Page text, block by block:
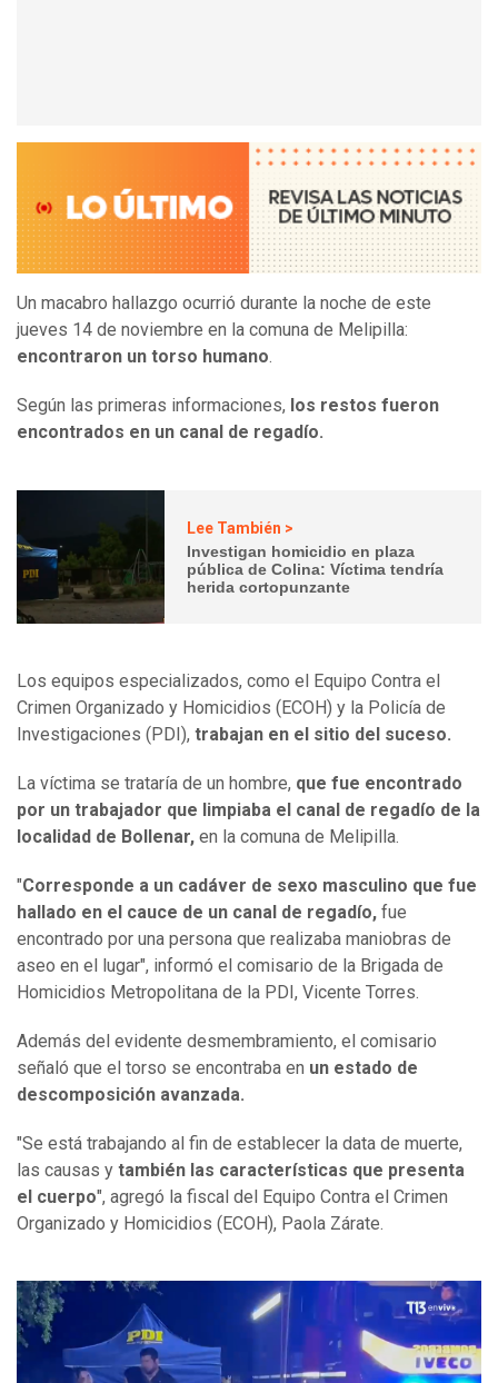
Un macabro hallazgo ocurrió durante la noche de este
jueves 14 de noviembre en la comuna de Melipilla:
encontraron un torso humano.
Según las primeras informaciones, los restos fueron
encontrados en un canal de regadío.
Lee También >
Investigan homicidio en plaza
pública de Colina: Víctima tendría
herida cortopunzante
Los equipos especializados, como el Equipo Contra el
Crimen Organizado y Homicidios (ECOH) y la Policía de
Investigaciones (PDI), trabajan en el sitio del suceso.
La víctima se trataría de un hombre, que fue encontrado
por un trabajador que limpiaba el canal de regadío de la
localidad de Bollenar, en la comuna de Melipilla.
"Corresponde a un cadáver de sexo masculino que fue
hallado en el cauce de un canal de regadío, fue
encontrado por una persona que realizaba maniobras de
aseo en el lugar", informó el comisario de la Brigada de
Homicidios Metropolitana de la PDI, Vicente Torres.
Además del evidente desmembramiento, el comisario
señaló que el torso se encontraba en un estado de
descomposición avanzada.
"Se está trabajando al fin de establecer la data de muerte,
las causas y también las características que presenta
el cuerpo", agregó la fiscal del Equipo Contra el Crimen
Organizado y Homicidios (ECOH), Paola Zárate.